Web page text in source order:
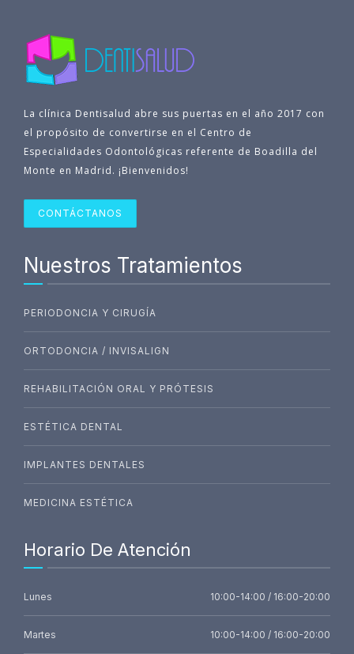
La clínica Dentisalud abre sus puertas en el año 2017 con
el propósito de convertirse en el Centro de
Especialidades Odontológicas referente de Boadilla del
Monte en Madrid. ¡Bienvenidos!
CONTÁCTANOS
Nuestros Tratamientos
PERIODONCIA Y CIRUGÍA
ORTODONCIA / INVISALIGN
REHABILITACIÓN ORAL Y PRÓTESIS
ESTÉTICA DENTAL
IMPLANTES DENTALES
MEDICINA ESTÉTICA
Horario De Atención
Lunes 10:00-14:00 / 16:00-20:00
Martes 10:00-14:00 / 16:00-20:00